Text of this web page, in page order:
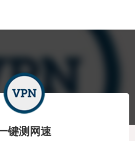
键测网速